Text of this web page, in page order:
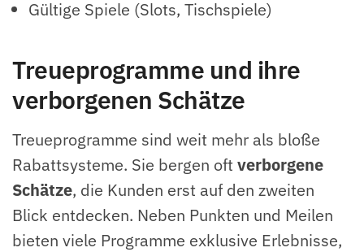
Gültige Spiele (Slots, Tischspiele)
Treueprogramme und ihre
verborgenen Schätze
Treueprogramme sind weit mehr als bloße
Rabattsysteme. Sie bergen oftverborgene
Schätze, die Kunden erst auf den zweiten
Blick entdecken. Neben Punkten und Meilen
bieten viele Programme exklusive Erlebnisse,